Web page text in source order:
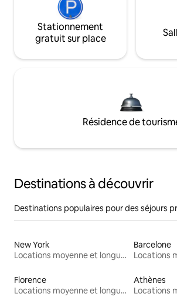
Stationnement
gratuit sur place
Résidence de
Destinations à découvrir
Destinations populaires pour des séjours
New York
Locations moyenne et longue durée
Barcelone
Florence
Locations moyenne et longue durée
Athènes